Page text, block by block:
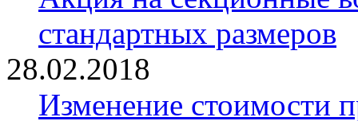
стандартных размеров
28.02.2018
Изменение стоимости